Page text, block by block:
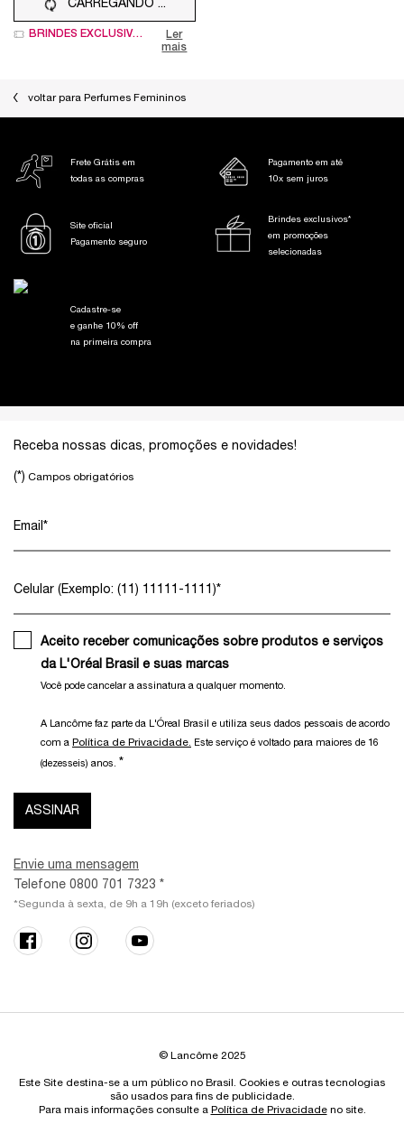
CARREGANDO ...
BRINDES EXCLUSIVOS
Ler
mais
voltar para Perfumes Femininos
Frete Grátis em
todas as compras
Pagamento em até
10x sem juros
Site oficial
Pagamento seguro
Brindes exclusivos*
em promoções
selecionadas
Cadastre-se
e ganhe 10% off
na primeira compra
Receba nossas dicas, promoções e novidades!
(*) Campos obrigatórios
Email *
Celular (Exemplo: (11) 11111-1111)*
Aceito receber comunicações sobre produtos e serviços
da L'Oréal Brasil e suas marcas
Você pode cancelar a assinatura a qualquer momento.​
A Lancôme faz parte da L'Óreal Brasil e utiliza seus dados pessoais de acordo
com a Política de Privacidade. Este serviço é voltado para maiores de 16
(dezesseis) anos. *
ASSINAR
Envie uma mensagem
Telefone 0800 701 7323 *
*Segunda à sexta, de 9h a 19h (exceto feriados)
© Lancôme 2025
Este Site destina-se a um público no Brasil. Cookies e outras tecnologias
são usados para fins de publicidade.
Para mais informações consulte a Política de Privacidadeno site.